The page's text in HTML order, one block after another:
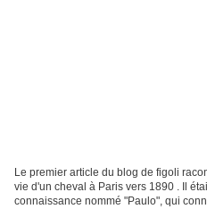
Le premier article du blog de figoli
vie d'un cheval à Paris vers 1890 . Il
connaissance nommé "Paulo", qui